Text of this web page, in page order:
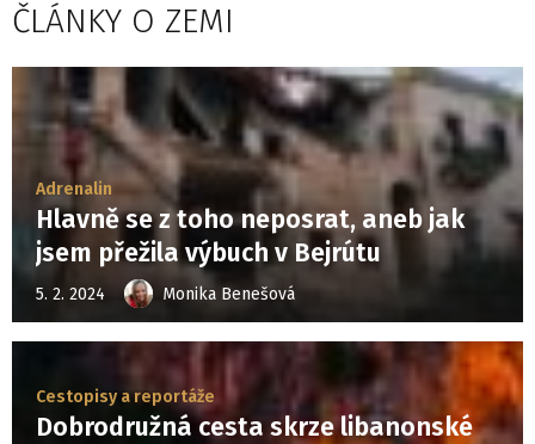
ČLÁNKY O ZEMI
Adrenalin
Hlavně se z toho neposrat, aneb jak
jsem přežila výbuch v Bejrútu
5. 2. 2024 Monika Benešová
Cestopisy a reportáže
Dobrodružná cesta skrze libanonské